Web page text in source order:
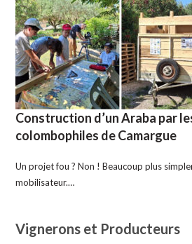
Construction d’un Araba par
colombophiles de Camargue
Un projet fou ? Non ! Beaucoup plus
mobilisateur.…
Vignerons et Producteurs